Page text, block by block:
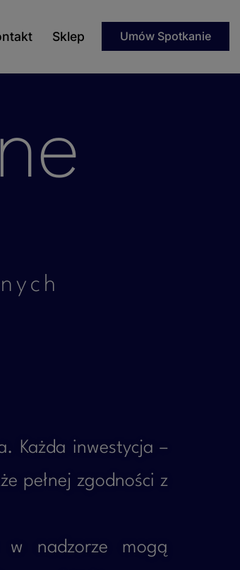
Sklep Umów Spotkanie
Każda inwestycja –
pełnej zgodności z
w nadzorze mogą